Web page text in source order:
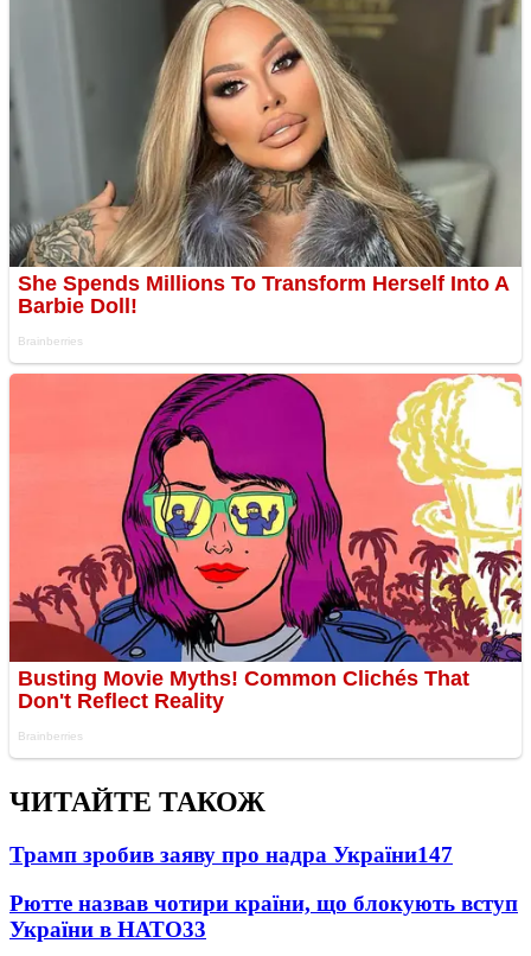
ЧИТАЙТЕ ТАКОЖ
Трамп зробив заяву про надра України147
Рютте назвав чотири країни, що блокують вступ
України в НАТО33